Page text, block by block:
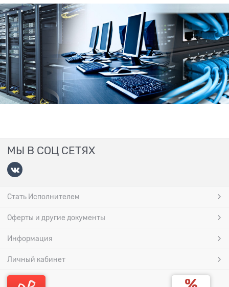
МЫ В СОЦ СЕТЯХ
Стать Исполнителем
Оферты и другие документы
Информация
Личный кабинет